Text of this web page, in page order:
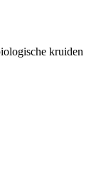
kruiden